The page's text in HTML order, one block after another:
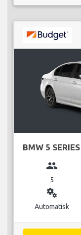
BMW 5 SERIES
group
5
miscellaneous_services
Automatisk